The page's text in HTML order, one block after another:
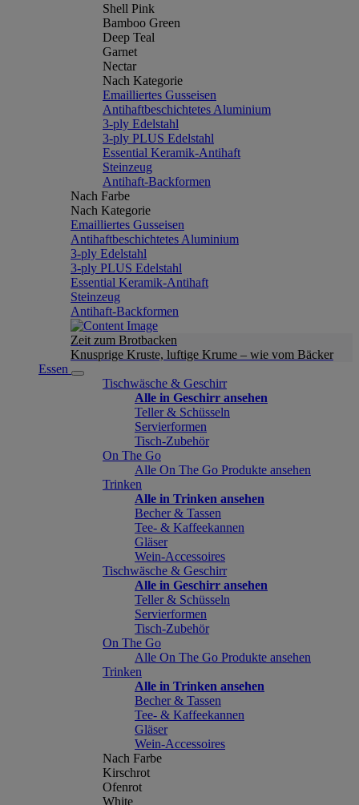
Shell Pink
Bamboo Green
Deep Teal
Garnet
Nectar
Nach Kategorie
Emailliertes Gusseisen
Antihaftbeschichtetes Aluminium
3-ply Edelstahl
3-ply PLUS Edelstahl
Essential Keramik-Antihaft
Steinzeug
Antihaft-Backformen
Nach Farbe
Nach Kategorie
Emailliertes Gusseisen
Antihaftbeschichtetes Aluminium
3-ply Edelstahl
3-ply PLUS Edelstahl
Essential Keramik-Antihaft
Steinzeug
Antihaft-Backformen
Zeit zum Brotbacken
Knusprige Kruste, luftige Krume – wie vom Bäcker
Essen
Tischwäsche & Geschirr
Alle in Geschirr ansehen
Teller & Schüsseln
Servierformen
Tisch-Zubehör
On The Go
Alle On The Go Produkte ansehen
Trinken
Alle in Trinken ansehen
Becher & Tassen
Tee- & Kaffeekannen
Gläser
Wein-Accessoires
Tischwäsche & Geschirr
Alle in Geschirr ansehen
Teller & Schüsseln
Servierformen
Tisch-Zubehör
On The Go
Alle On The Go Produkte ansehen
Trinken
Alle in Trinken ansehen
Becher & Tassen
Tee- & Kaffeekannen
Gläser
Wein-Accessoires
Nach Farbe
Kirschrot
Ofenrot
White